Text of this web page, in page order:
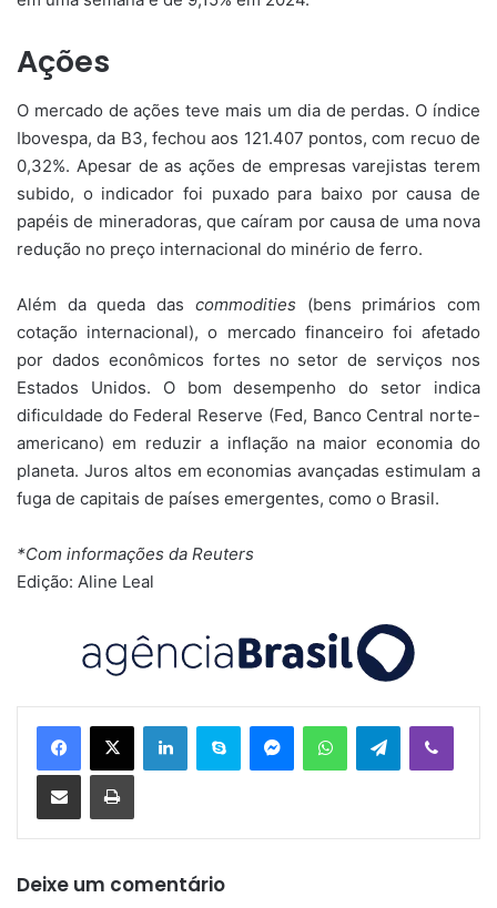
Ações
O mercado de ações teve mais um dia de perdas. O índice
Ibovespa, da B3, fechou aos 121.407 pontos, com recuo de
0,32%. Apesar de as ações de empresas varejistas terem
subido, o indicador foi puxado para baixo por causa de
papéis de mineradoras, que caíram por causa de uma nova
redução no preço internacional do minério de ferro.
Além da queda das commodities (bens primários com
cotação internacional), o mercado financeiro foi afetado
por dados econômicos fortes no setor de serviços nos
Estados Unidos. O bom desempenho do setor indica
dificuldade do Federal Reserve (Fed, Banco Central norte-
americano) em reduzir a inflação na maior economia do
planeta. Juros altos em economias avançadas estimulam a
fuga de capitais de países emergentes, como o Brasil.
*Com informações da Reuters
Edição: Aline Leal
Telegram
Deixe um comentário